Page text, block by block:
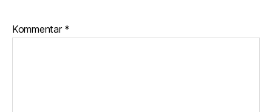
Kommentar *